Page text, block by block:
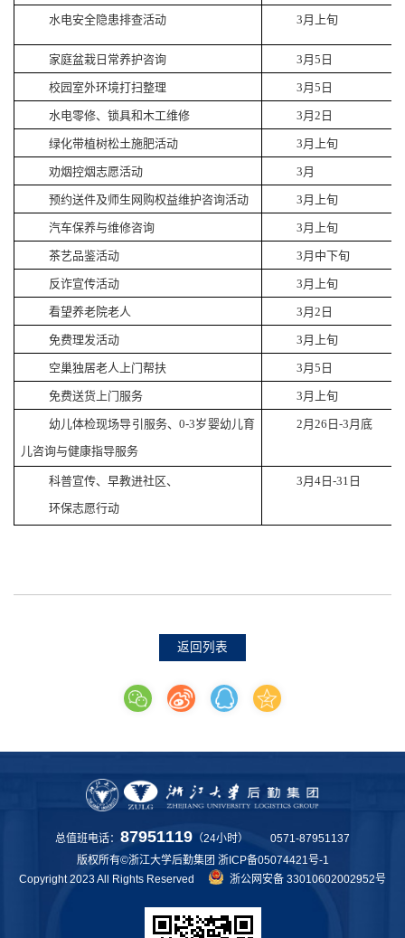
水电安全隐患排查活动 3月上旬
家庭盆栽日常养护咨询 3月 5 日
校园室外环境打扫整理 3月 5 日
水电零修、锁具和木工维修 3月 2 日
绿化带植树松土施肥活动 3月上旬
劝烟控烟志愿活动 3月
预约送件及师生网购权益维护咨询活动 3月上旬
汽车保养与维修咨询 3月上旬
茶艺品鉴活动 3月中下旬
反诈宣传活动 3月上旬
看望养老院老人 3月 2 日
免费理发活动 3月上旬
空巢独居老人上门帮扶 3月 5 日
免费送货上门服务 3月上旬
幼儿体检现场导引服务、0-3岁婴幼儿育
儿咨询与健康指导服务
2月 26 日 -3月底
科普宣传、早教进社区、
环保志愿行动
3月 4日 -31 日
返回列表
总值班电话： 87951119 （24小时） 0571-87951137
版权所有©浙江大学后勤集团 浙ICP备05074421号-1
Copyright 2023 All Rights Reserved
浙公网安备 33010602002952号